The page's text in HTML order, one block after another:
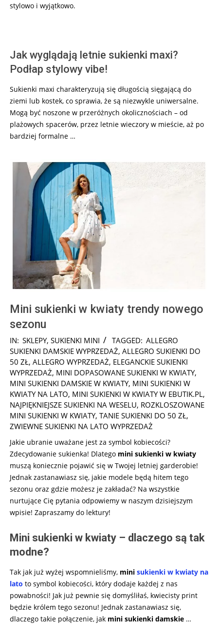
stylowo i wyjątkowo.
Jak wyglądają letnie sukienki maxi?
Podłap stylowy vibe!
Sukienki maxi charakteryzują się długością sięgającą do
ziemi lub kostek, co sprawia, że są niezwykle uniwersalne.
Mogą być noszone w przeróżnych okolicznościach – od
plażowych spacerów, przez letnie wieczory w mieście, aż po
bardziej formalne …
Mini sukienki w kwiaty trendy nowego
sezonu
2025-
03-
07
IN: SKLEPY, SUKIENKI MINI TAGGED: ALLEGRO
SUKIENKI DAMSKIE WYPRZEDAŻ, ALLEGRO SUKIENKI DO
50 ZŁ, ALLEGRO WYPRZEDAŻ, ELEGANCKIE SUKIENKI
WYPRZEDAŻ, MINI DOPASOWANE SUKIENKI W KWIATY,
MINI SUKIENKI DAMSKIE W KWIATY, MINI SUKIENKI W
KWIATY NA LATO, MINI SUKIENKI W KWIATY W EBUTIK.PL,
NAJPIĘKNIEJSZE SUKIENKI NA WESELU, ROZKLOSZOWANE
MINI SUKIENKI W KWIATY, TANIE SUKIENKI DO 50 ZŁ,
ZWIEWNE SUKIENKI NA LATO WYPRZEDAŻ
Jakie ubranie uważane jest za symbol kobiecości?
Zdecydowanie sukienka! Dlatego mini sukienki w kwiaty
muszą koniecznie pojawić się w Twojej letniej garderobie!
Jednak zastanawiasz się, jakie modele będą hitem tego
sezonu oraz gdzie możesz je zakładać? Na wszystkie
nurtujące Cię pytania odpowiemy w naszym dzisiejszym
wpisie! Zapraszamy do lektury!
Mini sukienki w kwiaty – dlaczego są tak
modne?
Tak jak już wyżej wspomnieliśmy, mini sukienki w kwiaty na
lato to symbol kobiecości, który dodaje każdej z nas
powabności! Jak już pewnie się domyśliłaś, kwiecisty print
będzie królem tego sezonu! Jednak zastanawiasz się,
dlaczego takie połączenie, jak mini sukienki damskie …